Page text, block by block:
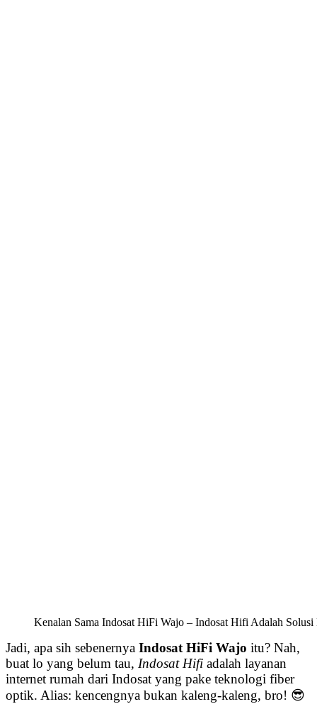
Kenalan Sama Indosat HiFi Wajo – Indosat Hifi Adalah
Jadi, apa sih sebenernya Indosat HiFi Wajo itu? Nah,
buat lo yang belum tau, Indosat Hifi adalah layanan
internet rumah dari Indosat yang pake teknologi fiber
optik. Alias: kencengnya bukan kaleng-kaleng, bro! 😎